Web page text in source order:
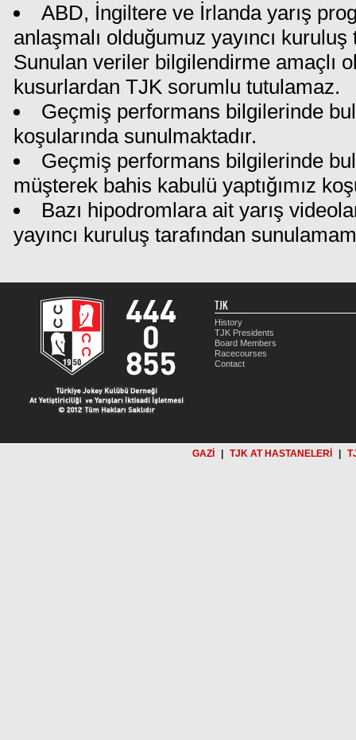
ABD, İngiltere ve İrlanda yarış
anlaşmalı olduğumuz yayıncı
Sunulan veriler bilgilendirme amaçlı
kusurlardan TJK sorumlu tutulamaz.
Geçmiş performans bilgilerinde
koşularında sunulmaktadır.
Geçmiş performans bilgilerinde
müşterek bahis kabulü yaptığımız
Bazı hipodromlara ait yarış
yayıncı kuruluş tarafından
TJK
History
TJK Presidents
Board Members
Racecourses
Contact
GAZİ TJK AT HASTANELERİ